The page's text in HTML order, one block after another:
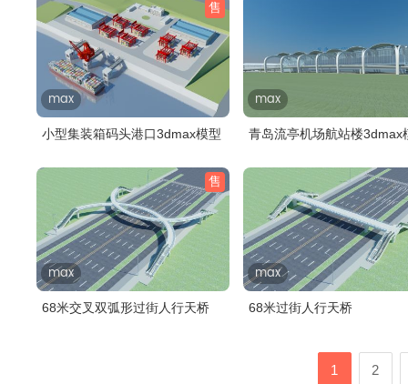
售
max
小型集装箱码头港口3dmax模型
max
青岛流亭机场航站楼3dmax
售
max
68米交叉双弧形过街人行天桥
max
68米过街人行天桥
1 2